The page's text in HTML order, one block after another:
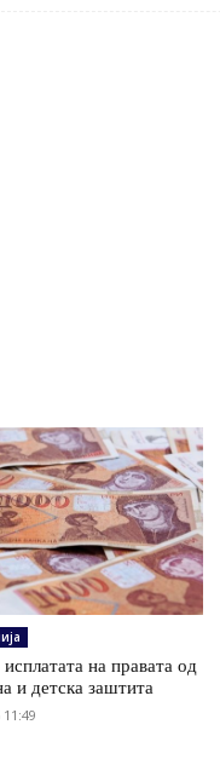
на правата од
и детска заштита